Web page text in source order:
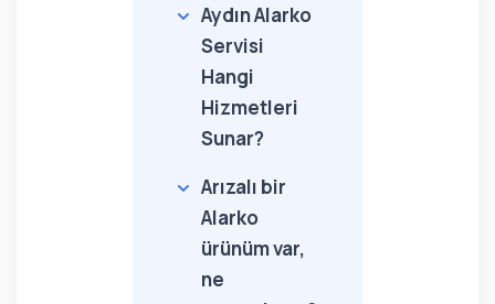
Aydın Alarko
Servisi
Hangi
Hizmetleri
Sunar?
Arızalı bir
Alarko
ürünüm var,
ne